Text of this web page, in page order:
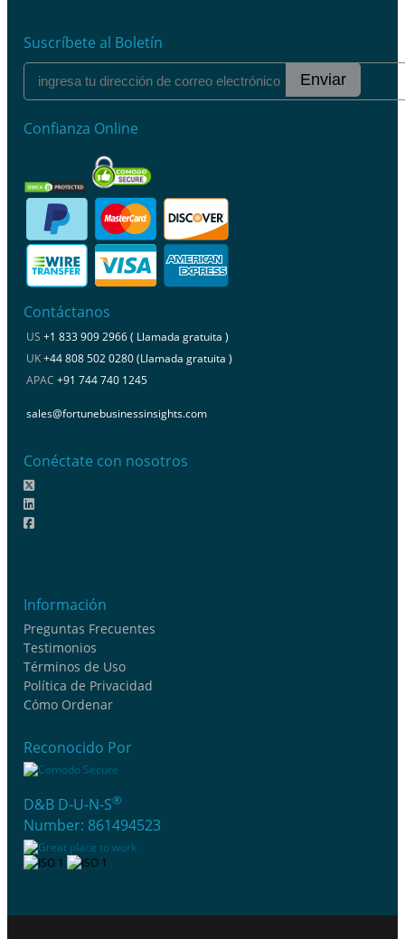
Suscríbete al Boletín
Enviar
Confianza Online
Contáctanos
US +1 833 909 2966 ( Llamada gratuita )
UK+44 808 502 0280 (Llamada gratuita )
APAC +91 744 740 1245
sales@fortunebusinessinsights.com
Conéctate con nosotros
Información
Preguntas Frecuentes
Testimonios
Términos de Uso
Política de Privacidad
Cómo Ordenar
Reconocido Por
D&B D-U-N-S®
Number: 861494523